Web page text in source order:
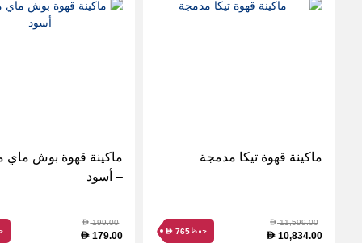
ماكينة قهوة تيكا مدمجة
D11,599.00
D 10,834.00 حفظ D 765
ماكينة قهوة بوش ماي
– أسود
D199.00
D 179.00